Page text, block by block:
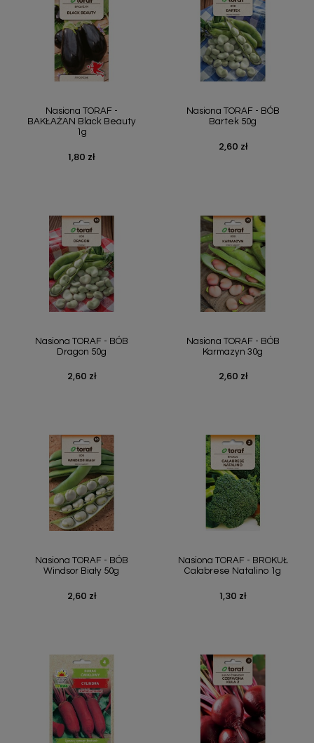
Nasiona TORAF -
BAKŁAŻAN Black Beauty
1g
Cena
1,80 zł
Nasiona TORAF - BÓB
Bartek 50g
Cena
2,60 zł
Nasiona TORAF - BÓB
Dragon 50g
Cena
2,60 zł
Nasiona TORAF - BÓB
Karmazyn 30g
Cena
2,60 zł
Nasiona TORAF - BÓB
Windsor Biały 50g
Cena
2,60 zł
Nasiona TORAF - BROKUŁ
Calabrese Natalino 1g
Cena
1,30 zł